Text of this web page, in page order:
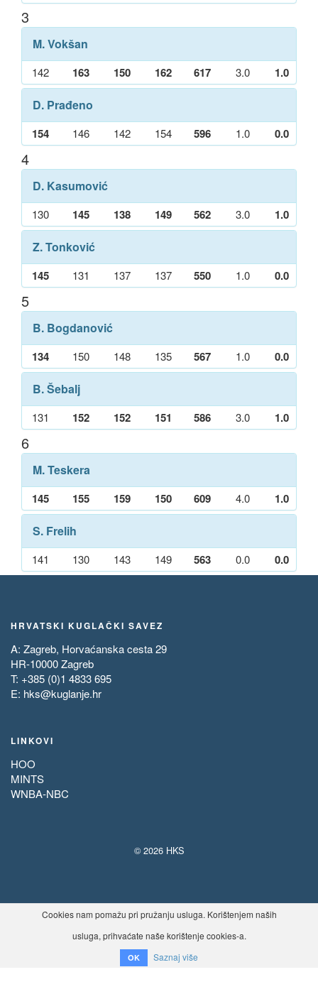
3
M. Vokšan
142 163 150 162 617 3.0 1.0
D. Prađeno
154 146 142 154 596 1.0 0.0
4
D. Kasumović
130 145 138 149 562 3.0 1.0
Z. Tonković
145 131 137 137 550 1.0 0.0
5
B. Bogdanović
134 150 148 135 567 1.0 0.0
B. Šebalj
131 152 152 151 586 3.0 1.0
6
M. Teskera
145 155 159 150 609 4.0 1.0
S. Frelih
141 130 143 149 563 0.0 0.0
HRVATSKI KUGLAČKI SAVEZ
A: Zagreb, Horvaćanska cesta 29
HR-10000 Zagreb
T: +385 (0)1 4833 695
E: hks@kuglanje.hr
LINKOVI
HOO
MINTS
WNBA-NBC
© 2026 HKS
Cookies nam pomažu pri pružanju usluga. Korištenjem naših
usluga, prihvaćate naše korištenje cookies-a.
OK Saznaj više